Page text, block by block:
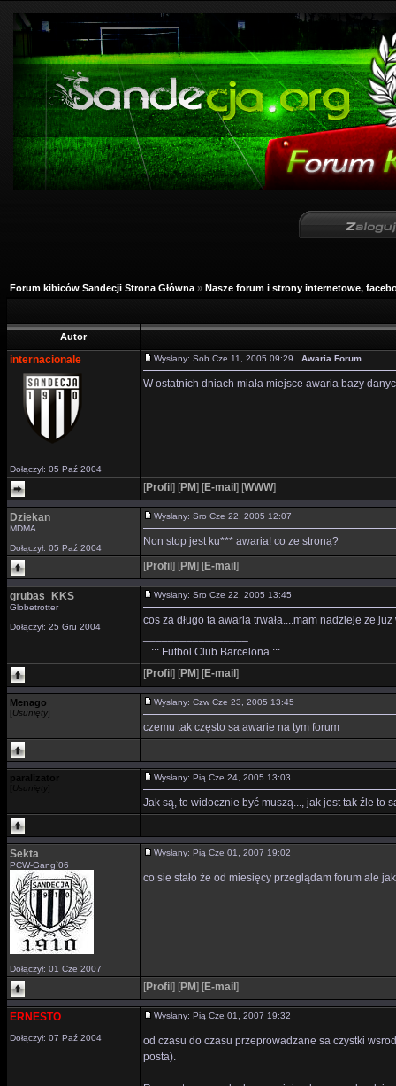
Forum kibiców Sandecji Strona Główna » Nasze forum i strony internetowe,
Autor
internacionale
Dołączył: 05 Paź 2004
Wysłany: Sob Cze 11, 2005 09:29 Awaria Forum...
W ostatnich dniach miała miejsce awaria bazy
[Profil ] [PM] [E-mail ] [WWW]
Dziekan
MDMA
Dołączył: 05 Paź 2004
Wysłany: Sro Cze 22, 2005 12:07
Non stop jest ku*** awaria! co ze stroną?
[Profil ] [PM] [E-mail ]
grubas_KKS
Globetrotter
Dołączył: 25 Gru 2004
Wysłany: Sro Cze 22, 2005 13:45
cos za długo ta awaria trwała....mam nadzieje ze
...::: Futbol Club Barcelona :::..
[Profil ] [PM] [E-mail ]
Menago
[Usunięty]
Wysłany: Czw Cze 23, 2005 13:45
czemu tak często sa awarie na tym forum
paralizator Wysłany: Pią Cze 24, 2005 13:03
Jak są, to widocznie być muszą..., jak jest tak źle to
Sekta
PCW-Gang`06
Dołączył: 01 Cze 2007
Wysłany: Pią Cze 01, 2007 19:02
co sie stało że od miesięcy przeglądam forum ale
[Profil ] [PM] [E-mail ]
ERNESTO
Dołączył: 07 Paź 2004
Wysłany: Pią Cze 01, 2007 19:32
od czasu do czasu przeprowadzane sa czystki
posta).